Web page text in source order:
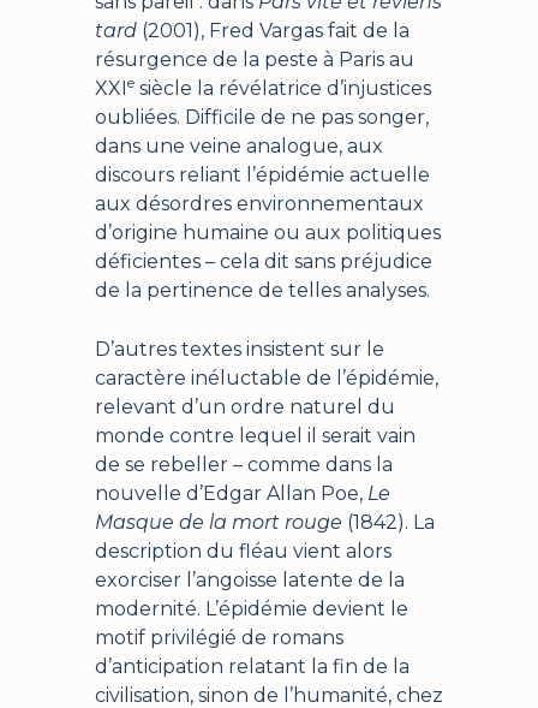
tard (2001), Fred Vargas fait de la
résurgence de la peste à Paris au
XXIe siècle la révélatrice d’injustices
oubliées. Difficile de ne pas songer,
dans une veine analogue, aux
discours reliant l’épidémie actuelle
aux désordres environnementaux
d’origine humaine ou aux politiques
déficientes – cela dit sans préjudice
de la pertinence de telles analyses.
D’autres textes insistent sur le
caractère inéluctable de l’épidémie,
relevant d’un ordre naturel du
monde contre lequel il serait vain
de se rebeller – comme dans la
nouvelle d’Edgar Allan Poe, Le
Masque de la mort rouge (1842). La
description du fléau vient alors
exorciser l’angoisse latente de la
modernité. L’épidémie devient le
motif privilégié de romans
d’anticipation relatant la fin de la
civilisation, sinon de l’humanité, chez